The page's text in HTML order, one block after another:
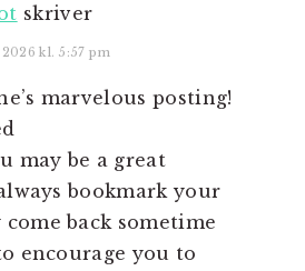
skriver
kl. 5:57 pm
marvelous posting!
may be a great
bookmark your
back sometime
encourage you to